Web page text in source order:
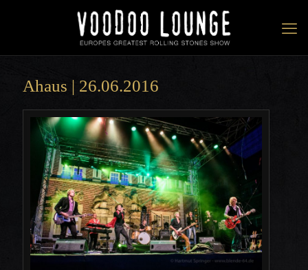
Ahaus | 26.06.2016